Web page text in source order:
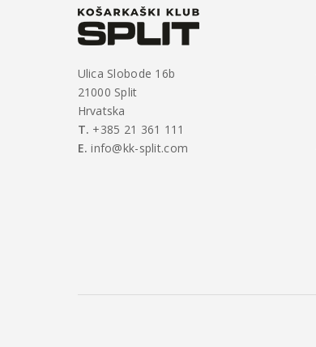
Ulica Slobode 16b
21000 Split
Hrvatska
T. +385 21 361 111
E. info@kk-split.com